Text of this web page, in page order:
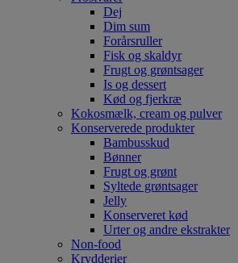
Dej
Dim sum
Forårsruller
Fisk og skaldyr
Frugt og grøntsager
Is og dessert
Kød og fjerkræ
Kokosmælk, cream og pulver
Konserverede produkter
Bambusskud
Bønner
Frugt og grønt
Syltede grøntsager
Jelly
Konserveret kød
Urter og andre ekstrakter
Non-food
Krydderier